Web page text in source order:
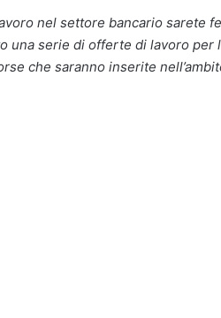
nel settore bancario sarete
una serie di offerte di lavoro
che saranno inserite